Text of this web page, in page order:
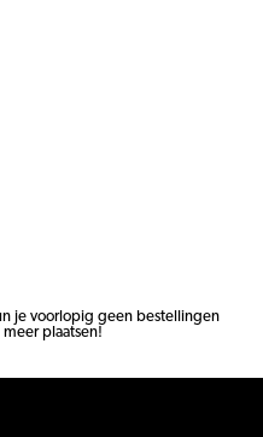
je voorlopig geen bestellingen
meer plaatsen!